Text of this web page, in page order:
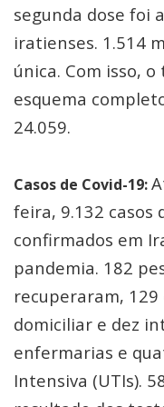
segunda dose foi
iratienses. 1.514
única. Com isso,
esquema
24.059.
Casos de Covid-19:
feira, 9.132 casos
confirmados em
pandemia. 182
recuperaram,
domiciliar e dez
enfermarias e
Intensiva (UTIs).